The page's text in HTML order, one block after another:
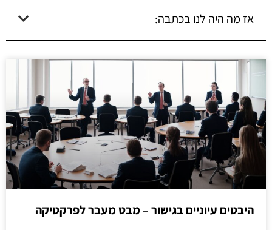
אז מה היה לנו בכתבה:
היבטים עיוניים בגישור – מבט מעבר לפרקטיקה